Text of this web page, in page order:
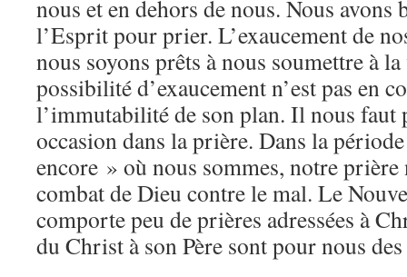
nous et en dehors de nous. Nous avons
l’Esprit pour prier. L’exaucement de
nous soyons prêts à nous soumettre à
possibilité d’exaucement n’est pas en
l’immutabilité de son plan. Il nous faut
occasion dans la prière. Dans la
encore » où nous sommes, notre prière
combat de Dieu contre le mal. Le
comporte peu de prières adressées à
du Christ à son Père sont pour nous